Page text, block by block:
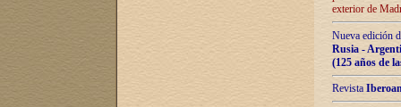
exterior de
Nueva edición
Rusia -
(125 años de
Revista